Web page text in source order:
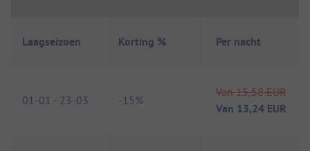
Laagseizoen Korting % Per nacht
01-01 - 23-03 -15%
Van 15,58 EUR
Van 13,24 EUR